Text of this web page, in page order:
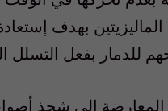
بهدف
للدمار بفعل التسلل
إلى شحذ